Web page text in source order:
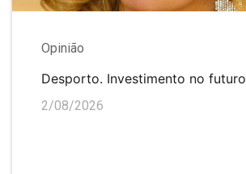
Opinião
Desporto. Investimento no futuro
2/08/2026